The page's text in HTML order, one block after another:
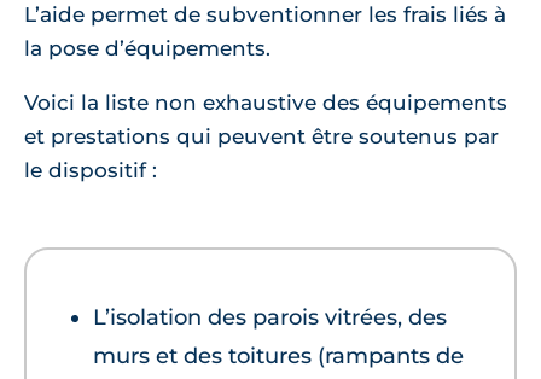
L’aide permet de subventionner les frais liés à
la pose d’équipements.
Voici la liste non exhaustive des équipements
et prestations qui peuvent être soutenus par
le dispositif :
L’isolation des parois vitrées, des
murs et des toitures (rampants de